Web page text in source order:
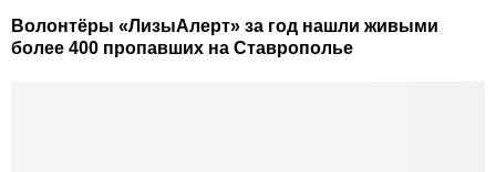
Волонтëры «ЛизыАлерт» за год нашли живыми
более 400 пропавших на Ставрополье